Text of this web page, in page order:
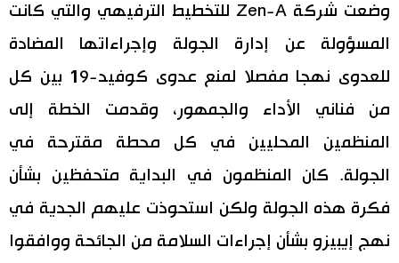
وضعت شركة Zen-A للتخطيط الترفيهي والتي كانت
المسؤولة عن إدارة الجولة وإجراءاتها المضادة
للعدوى نهجا مفصلا لمنع عدوى كوفيد-19 بين كل
من فناني الأداء والجمهور، وقدمت الخطة إلى
المنظمين المحليين في كل محطة مقترحة في
الجولة. كان المنظمون في البداية متحفظين بشأن
فكرة هذه الجولة ولكن استحوذت عليهم الجدية في
نهج إيبيزو بشأن إجراءات السلامة من الجائحة ووافقوا